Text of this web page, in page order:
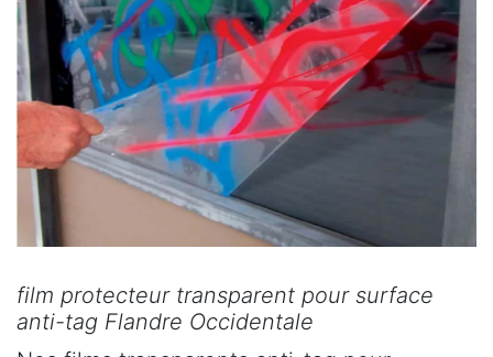
film protecteur transparent pour surface
anti-tag Flandre Occidentale